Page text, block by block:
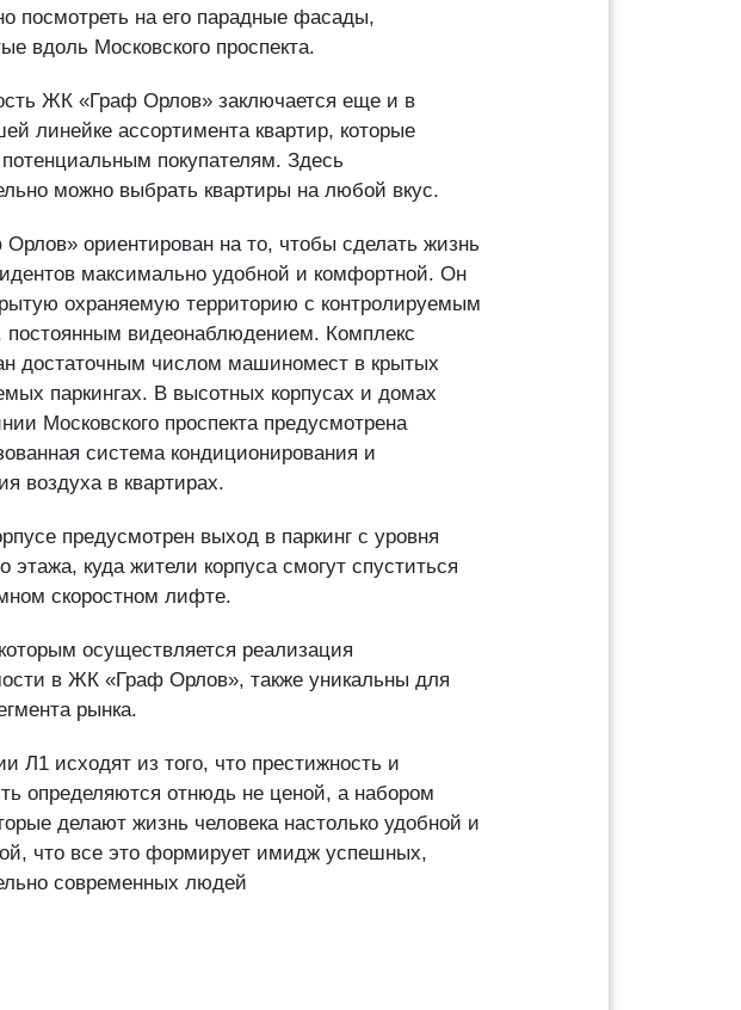
посмотреть на его парадные фасады,
вдоль Московского проспекта.
ЖК «Граф Орлов» заключается еще и в
линейке ассортимента квартир, которые
покупателям. Здесь
можно выбрать квартиры на любой вкус.
ориентирован на то, чтобы сделать жизнь
максимально удобной и комфортной. Он
охраняемую территорию с контролируемым
постоянным видеонаблюдением. Комплекс
достаточным числом машиномест в крытых
паркингах. В высотных корпусах и домах
Московского проспекта предусмотрена
система кондиционирования и
воздуха в квартирах.
предусмотрен выход в паркинг с уровня
этажа, куда жители корпуса смогут спуститься
скоростном лифте.
осуществляется реализация
в ЖК «Граф Орлов», также уникальны для
рынка.
Л1 исходят из того, что престижность и
определяются отнюдь не ценой, а набором
делают жизнь человека настолько удобной и
что все это формирует имидж успешных,
современных людей